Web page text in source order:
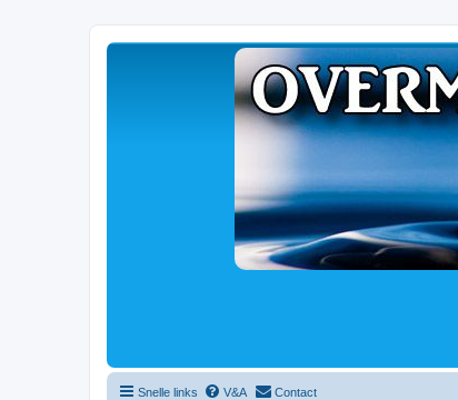
Snelle links V&A Contact